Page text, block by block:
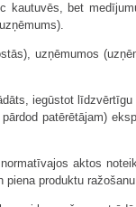
bet
uzņēmumos
iegūstot
patērētājam)
aktos
piena produktu